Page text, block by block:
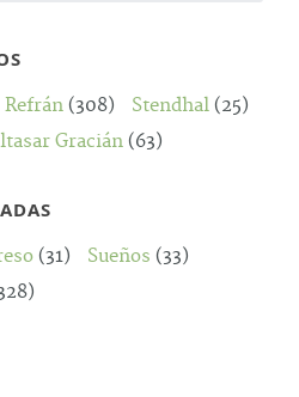
Refrán (308) Stendhal (25)
Gracián (63)
(31) Sueños (33)